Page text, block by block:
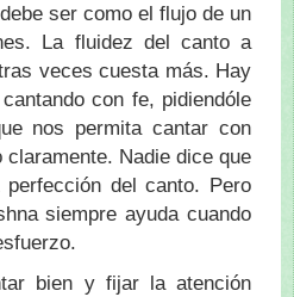
ser como el flujo de un
La fluidez del canto a
veces cuesta más. Hay
con fe, pidiendóle
nos permita cantar con
Nadie dice que
del canto. Pero
siempre ayuda cuando
bien y fijar la atención